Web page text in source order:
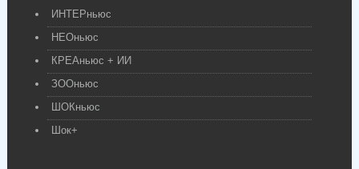
ИНТЕРньюс
НЕОньюс
КРЕАньюс + ИИ
ЗООньюс
ШОКньюс
Шок+